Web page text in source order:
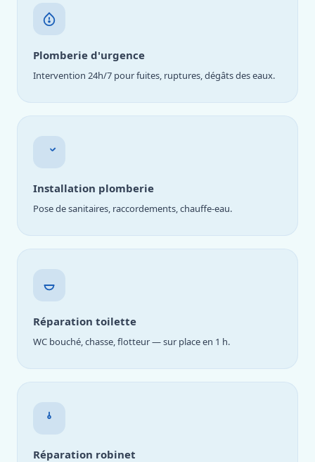
Plomberie d'urgence
Intervention 24h/7 pour fuites, ruptures, dégâts des eaux.
Installation plomberie
Pose de sanitaires, raccordements, chauffe-eau.
Réparation toilette
WC bouché, chasse, flotteur — sur place en 1 h.
Réparation robinet